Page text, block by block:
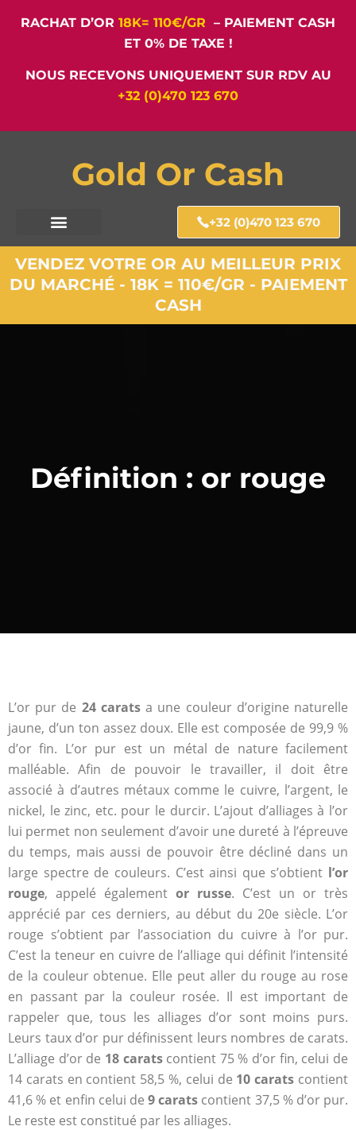
RACHAT D’OR 18K= 110€/GR – PAIEMENT CASH
ET 0% DE TAXE !
NOUS RECEVONS UNIQUEMENT SUR RDV AU
+32 (0)470 123 670
Gold Or Cash
+32 (0)470 123 670
VENDEZ VOTRE OR AU MEILLEUR PRIX
DU MARCHÉ - 18K = 110€/GR - PAIEMENT
CASH
Définition : or rouge
L’or pur de 24 caratsa une couleur d’origine naturelle
jaune, d’un ton assez doux. Elle est composée de 99,9 %
d’or fin. L’or pur est un métal de nature facilement
malléable. Afin de pouvoir le travailler, il doit être
associé à d’autres métaux comme le cuivre, l’argent, le
nickel, le zinc, etc. pour le durcir. L’ajout d’alliages à l’or
lui permet non seulement d’avoir une dureté à l’épreuve
du temps, mais aussi de pouvoir être décliné dans un
large spectre de couleurs. C’est ainsi que s’obtient l’or
rouge, appelé également or russe. C’est un or très
apprécié par ces derniers, au début du 20e siècle. L’or
rouge s’obtient par l’association du cuivre à l’or pur.
C’est la teneur en cuivre de l’alliage qui définit l’intensité
de la couleur obtenue. Elle peut aller du rouge au rose
en passant par la couleur rosée. Il est important de
rappeler que, tous les alliages d’or sont moins purs.
Leurs taux d’or pur définissent leurs nombres de carats.
L’alliage d’or de 18 caratscontient 75 % d’or fin, celui de
14 carats en contient 58,5 %, celui de 10 carats contient
41,6 % et enfin celui de 9 carats contient 37,5 % d’or pur.
Le reste est constitué par les alliages.